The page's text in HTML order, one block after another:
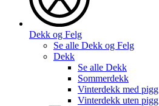
Dekk og Felg
Se alle Dekk og Felg
Dekk
Se alle Dekk
Sommerdekk
Vinterdekk med pigg
Vinterdekk uten pigg